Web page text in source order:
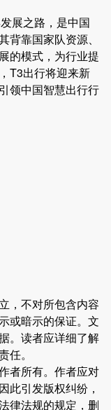
展之路，是中国
靠国家队资源、
的模式，为行业提
T3出行将迎来新
领中国智慧出行行
，不对所包含内容
或暗示的保证。文
。读者应详细了解
。
者所有。作者应对
此引发版权纠纷，
律法规的规定，删